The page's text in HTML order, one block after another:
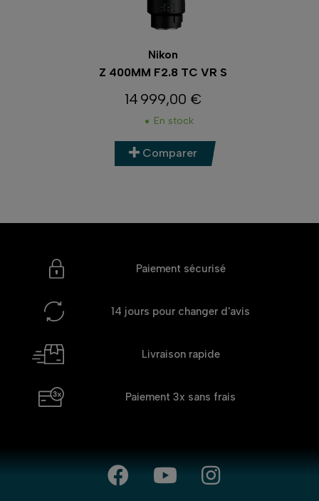
Nikon
Z 400MM F2.8 TC VR S
Prix
14 999,00 €
En stock
Comparer
Paiement sécurisé
14 jours pour changer d'avis
Livraison rapide
Paiement 3x sans frais